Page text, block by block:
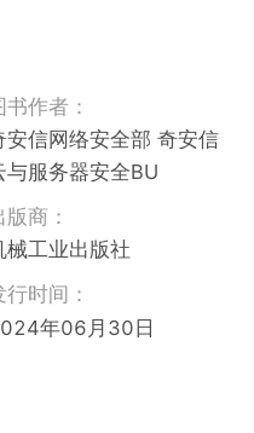
书作者：
安信网络安全部 奇安信
与服务器安全BU
版商：
械工业出版社
行时间：
年06月30日